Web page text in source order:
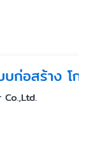
รับออกแบบก่อสร้าง โกดัง โรงงาน ครัวกลางแบบครบวงจร